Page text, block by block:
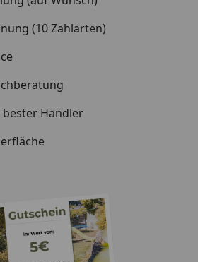
(10 Zahlarten)
Händler